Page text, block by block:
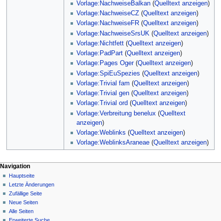
Vorlage:NachweiseBalkan (Quelltext anzeigen)
Vorlage:NachweiseCZ (Quelltext anzeigen)
Vorlage:NachweiseFR (Quelltext anzeigen)
Vorlage:NachweiseSrsUK (Quelltext anzeigen)
Vorlage:Nichtfett (Quelltext anzeigen)
Vorlage:PadPart (Quelltext anzeigen)
Vorlage:Pages Oger(Quelltext anzeigen)
Vorlage:SpiEuSpezies (Quelltext anzeigen)
Vorlage:Trivial fam (Quelltext anzeigen)
Vorlage:Trivial gen (Quelltext anzeigen)
Vorlage:Trivial ord (Quelltext anzeigen)
Vorlage:Verbreitung benelux (Quelltext
anzeigen)
Vorlage:Weblinks (Quelltext anzeigen)
Vorlage:WeblinksAraneae (Quelltext anzeigen)
Navigation
Hauptseite
Letzte Änderungen
Zufällige Seite
Neue Seiten
Alle Seiten